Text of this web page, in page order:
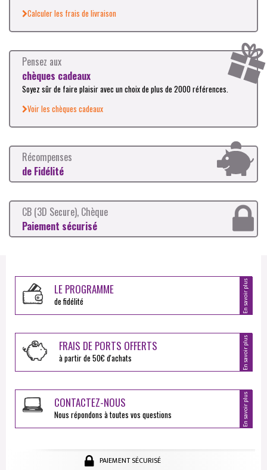
Calculer les frais de livraison
Pensez aux
chèques cadeaux
Soyez sûr de faire plaisir avec un choix de plus de 2000 références.
Voir les chèques cadeaux
Récompenses
de Fidélité
CB (3D Secure), Chèque
Paiement sécurisé
LE PROGRAMME
de fidélité En savoir plus
FRAIS DE PORTS OFFERTS
à partir de 50€ d'achats En savoir plus
CONTACTEZ-NOUS
Nous répondons à toutes vos questions En savoir plus
PAIEMENT SÉCURISÉ